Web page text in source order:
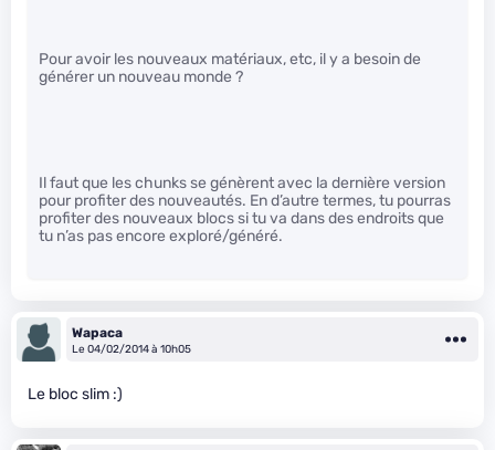
Pour avoir les nouveaux matériaux, etc, il y a besoin de
générer un nouveau monde ?
Il faut que les chunks se génèrent avec la dernière version
pour profiter des nouveautés. En d’autre termes, tu pourras
profiter des nouveaux blocs si tu va dans des endroits que
tu n’as pas encore exploré/généré.
Wapaca
Le 04/02/2014 à 10h05
Le bloc slim :)